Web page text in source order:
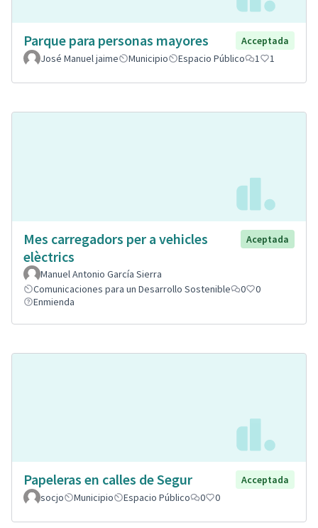
Parque para personas mayores
Acceptada
José Manuel jaime
Municipio Espacio Público 1 1
Mes carregadors per a vehicles
elèctrics
Aceptada
Manuel Antonio García Sierra
Comunicaciones para un Desarrollo Sostenible
0
0
Enmienda
Papeleras en calles de Segur
Acceptada
socjo
Municipio Espacio Público 0 0